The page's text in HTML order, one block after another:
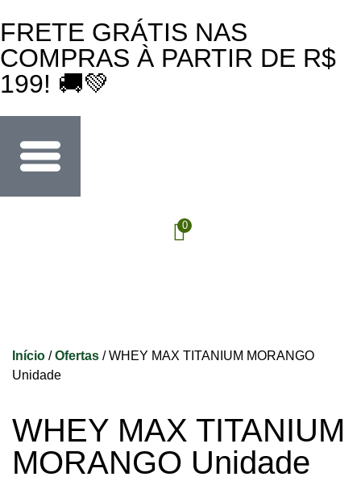
FRETE GRÁTIS NAS
COMPRAS À PARTIR DE R$
199! 🚚💚
0
Início /Ofertas / WHEY MAX TITANIUM MORANGO
Unidade
WHEY MAX TITANIUM
MORANGO Unidade